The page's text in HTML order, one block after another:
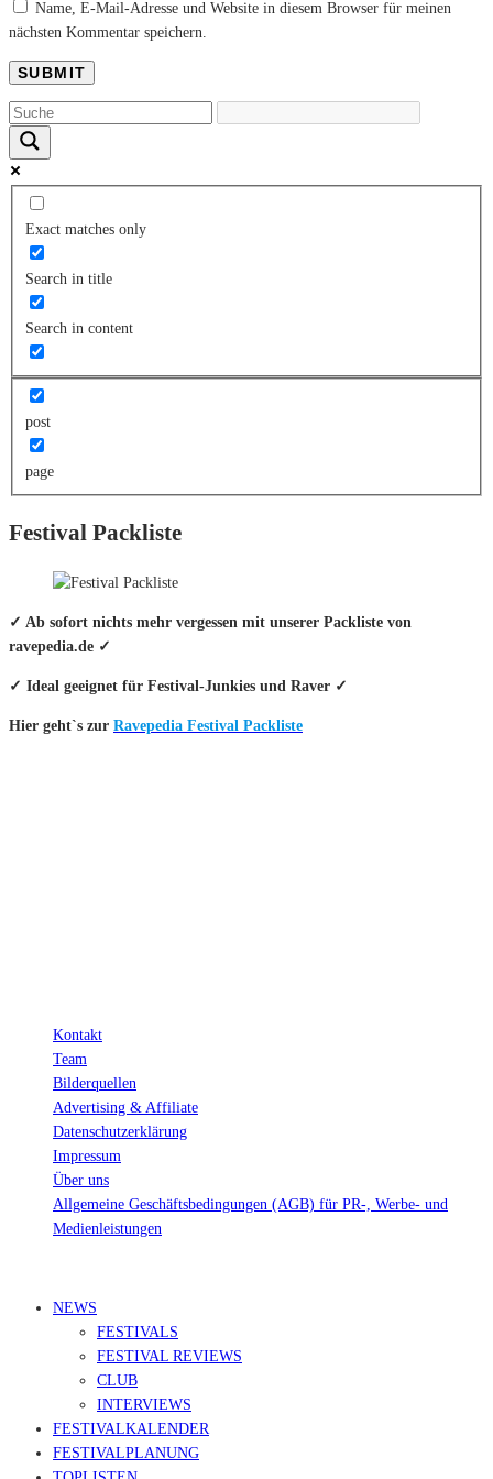
Name, E-Mail-Adresse und Website in diesem Browser für meinen
nächsten Kommentar speichern.
Exact matches only
Search in title
Search in content
post
page
Festival Packliste
✓ Ab sofort nichts mehr vergessen mit unserer Packliste von
ravepedia.de ✓
✓ Ideal geeignet für Festival-Junkies und Raver ✓
Hier geht`s zur Ravepedia Festival Packliste
Kontakt
Team
Bilderquellen
Advertising & Affiliate
Datenschutzerklärung
Impressum
Über uns
Allgemeine Geschäftsbedingungen (AGB) für PR-, Werbe- und
Medienleistungen
NEWS
FESTIVALS
FESTIVAL REVIEWS
CLUB
INTERVIEWS
FESTIVALKALENDER
FESTIVALPLANUNG